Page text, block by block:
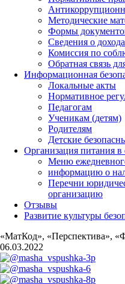
Методические
Формы
Сведения о
Комиссия по
Обратная связь
Информационная
Локальные акты
Нормативное
Педагогам
Ученикам (детям)
Родителям
Детские
Организация питания в
Меню
информацию о
Перечни
организацию
Отзывы
Развитие культуры
«МатКод», «Перспектива»,
06.03.2022